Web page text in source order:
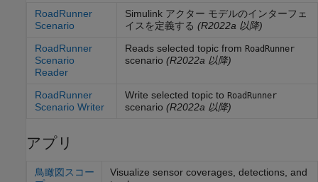
RoadRunner
Scenario
Simulink アクター モデルのインターフェ
イスを定義する (R2022a 以降)
RoadRunner
Scenario
Reader
Reads selected topic from RoadRunner
scenario (R2022a 以降)
RoadRunner
Scenario Writer
Write selected topic to RoadRunner
scenario (R2022a 以降)
アプリ
鳥瞰図スコー
Visualize sensor coverages, detections, and